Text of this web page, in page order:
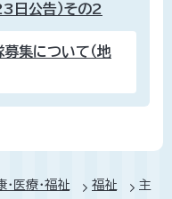
日公告）その2
集について（地
・医療・福祉 福祉
主